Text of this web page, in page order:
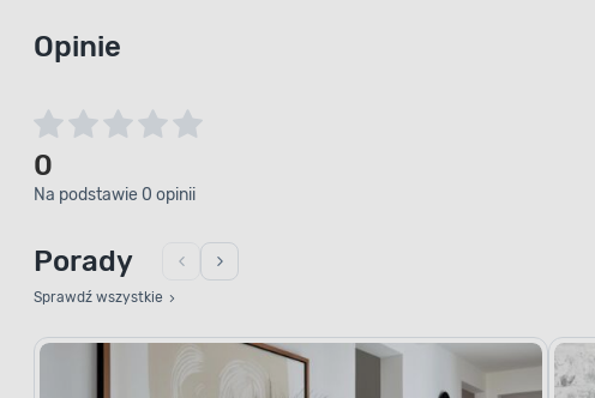
Opinie
0
Na podstawie 0 opinii
Porady
Sprawdź wszystkie